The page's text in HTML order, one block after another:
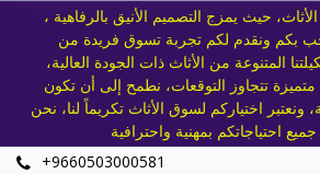
حيث يمزج التصميم الأنيق بالرفاهية ،
بكم ونقدم لكم تجربة تسوق فريدة من
المتنوعة من الأثاث ذات الجودة العالية،
متميزة تتجاوز التوقعات، نطمح إلى أن تكون
اختياركم لسوق الأثاث تكريماً لنا، نحن
+9660503000581